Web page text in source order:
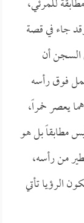
جاء في قصة
أن
فوق رأسه
يعصر خمراً،
مطابقاً بل هو
من رأسه،
الرؤيا تأتي